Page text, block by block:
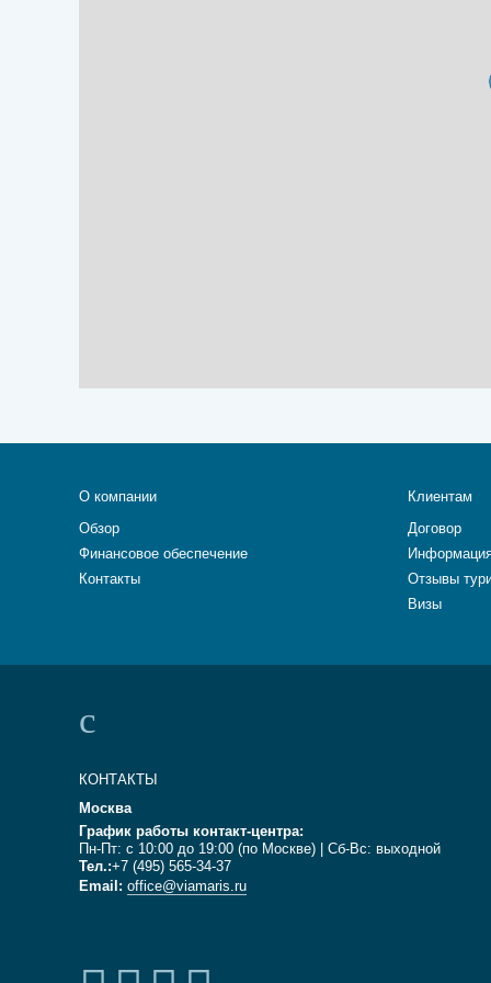
О компании
Обзор
Финансовое обеспечение
Контакты
Клиентам
Договор
Отзывы
Визы
КОНТАКТЫ
Москва
График работы контакт-центра:
Пн-Пт: с 10:00 до 19:00 (по Москве) | Сб-Вс: выходной
Тел.:+7 (495) 565-34-37
Email: office@viamaris.ru